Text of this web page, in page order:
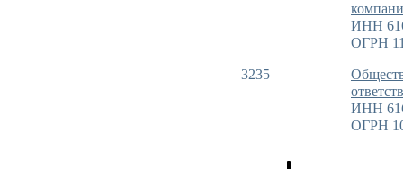
ИНН
ОГРН
3235
ИНН
ОГРН